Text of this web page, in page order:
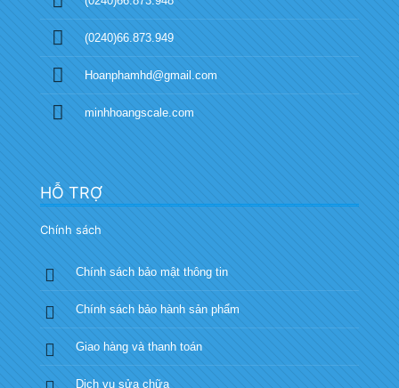
(0240)66.873.949
Hoanphamhd@gmail.com
minhhoangscale.com
HỖ TRỢ
Chính sách
Chính sách bảo mật thông tin
Chính sách bảo hành sản phẩm
Giao hàng và thanh toán
Dịch vụ sửa chữa